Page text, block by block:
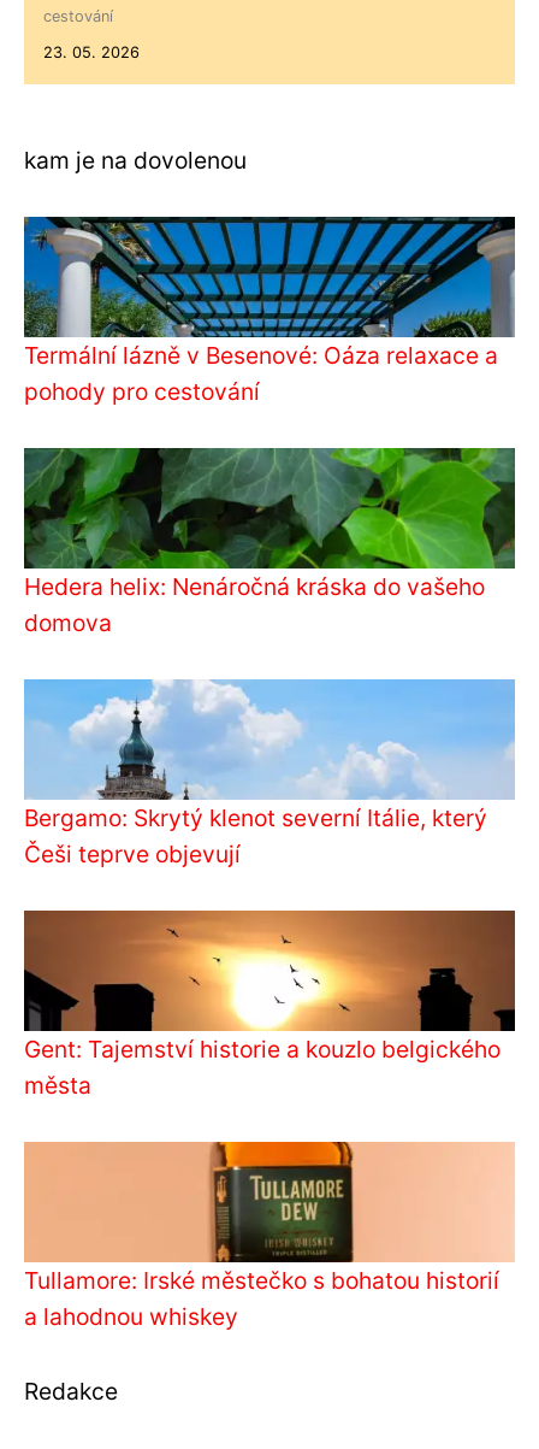
cestování
23. 05. 2026
kam je na dovolenou
Termální lázně v Besenové: Oáza relaxace a
pohody pro cestování
Hedera helix: Nenáročná kráska do vašeho
domova
Bergamo: Skrytý klenot severní Itálie, který
Češi teprve objevují
Gent: Tajemství historie a kouzlo belgického
města
Tullamore: Irské městečko s bohatou historií
a lahodnou whiskey
Redakce